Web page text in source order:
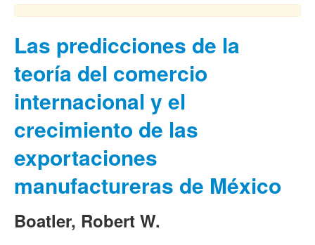
Las predicciones de la
teoría del comercio
internacional y el
crecimiento de las
exportaciones
manufactureras de México
Boatler, Robert W.